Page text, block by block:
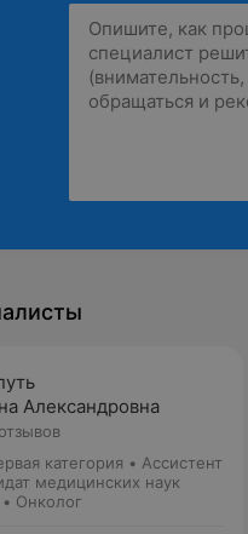
Александровна
категория • Ассистент
медицинских наук
Онколог